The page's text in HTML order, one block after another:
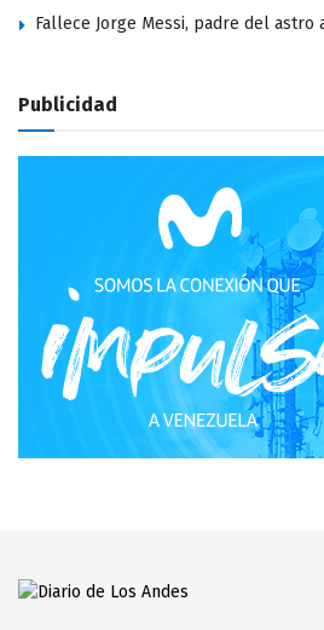
Fallece Jorge Messi, padre del astro
Publicidad